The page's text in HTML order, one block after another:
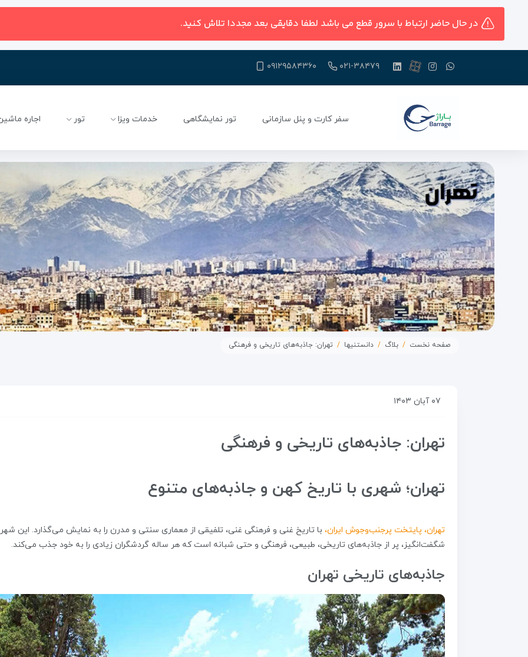
در حال حاضر ارتباط با سرور قطع می باشد لطفا دقایقی بعد مجددا تلاش کنید.
۰۲۱-۳۸۴۷۹ ۰۹۱۲۹۵۸۴۳۶۰
سفر کارت و پنل سازمانی تور نمایشگاهی خدمات ویزا تور اجاره
صفحه نخست بلاگ دانستنیها تهران: جاذبه‌های تاریخی و فرهنگی
۰۷ آبان ۱۴۰۳
تهران: جاذبه‌های تاریخی و فرهنگی
تهران؛ شهری با تاریخ کهن و جاذبه‌های متنوع
تهران، پایتخت پرجنب‌وجوش ایران، با تاریخ غنی و فرهنگی غنی، تلفیقی از معماری سنتی و مدرن را به نمایش می‌گذارد. این شهر
شگفت‌انگیز، پر از جاذبه‌های تاریخی، طبیعی، فرهنگی و حتی شبانه است که هر ساله گردشگران زیادی را به خود جذب می‌کند.
جاذبه‌های تاریخی تهران